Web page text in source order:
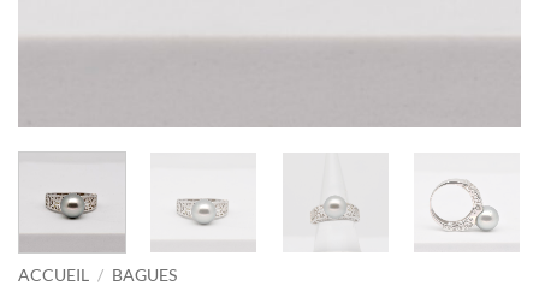
ACCUEIL / BAGUES